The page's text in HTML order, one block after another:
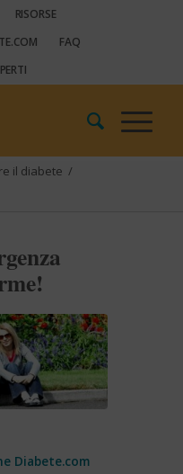
RISORSE
FAQ
il diabete /
Diabete.com